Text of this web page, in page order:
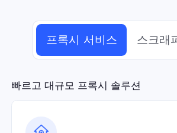
프록시 서비스 스크래
빠르고 대규모 프록시 솔루션